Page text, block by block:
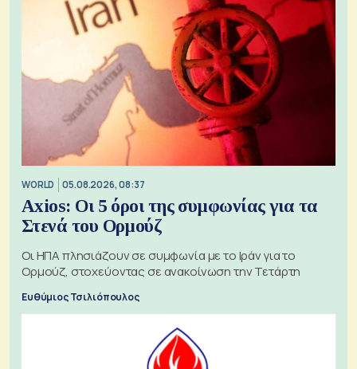
WORLD 05.08.2026, 08:37
Axios: Οι 5 όροι της συμφωνίας για τα
Στενά του Ορμούζ
Οι ΗΠΑ πλησιάζουν σε συμφωνία με το Ιράν για το
Ορμούζ, στοχεύοντας σε ανακοίνωση την Τετάρτη
Ευθύμιος Τσιλιόπουλος